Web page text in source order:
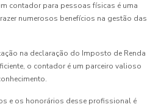
contador para pessoas físicas é uma
numerosos benefícios na gestão das
na declaração do Imposto de Renda
o contador é um parceiro valioso
e os honorários desse profissional é